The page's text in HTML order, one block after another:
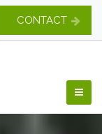
CONTACT